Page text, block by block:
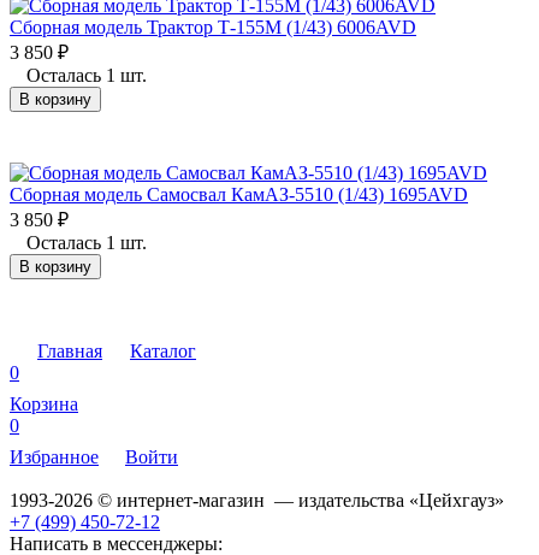
Сборная модель Трактор Т-155М (1/43) 6006AVD
3 850 ₽
Осталась 1 шт.
В корзину
Сборная модель Самосвал КамАЗ-5510 (1/43) 1695AVD
3 850 ₽
Осталась 1 шт.
В корзину
Главная
Каталог
0
Корзина
0
Избранное
Войти
1993-2026 © интернет-магазин — издательства «Цейхгауз»
+7 (499) 450-72-12
Написать в мессенджеры: